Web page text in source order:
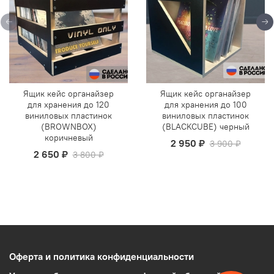
Ящик кейс органайзер
для хранения до 120
виниловых пластинок
(BROWNBOX)
коричневый
2 650 ₽ 3 800 ₽
Ящик кейс органайзер
для хранения до 100
виниловых пластинок
(BLACKCUBE) черный
2 950 ₽ 3 900 ₽
Оферта и политика конфиденциальности